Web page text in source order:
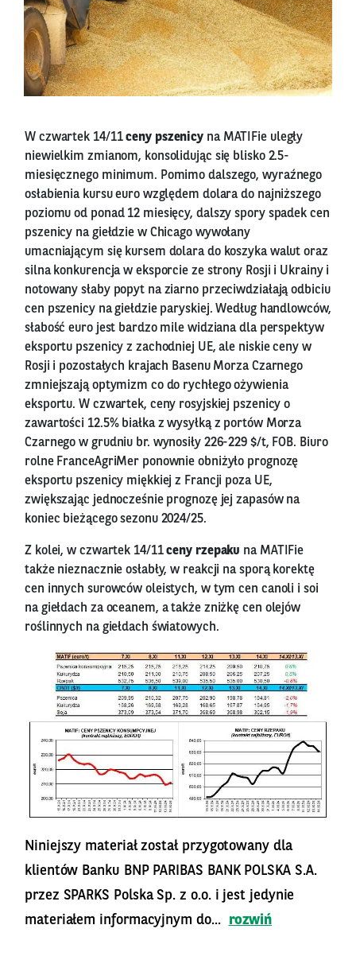
W czwartek 14/11ceny pszenicy na MATIFie uległy
niewielkim zmianom, konsolidując się blisko 2.5-
miesięcznego minimum. Pomimo dalszego, wyraźnego
osłabienia kursu euro względem dolara do najniższego
poziomu od ponad 12 miesięcy, dalszy spory spadek cen
pszenicy na giełdzie w Chicago wywołany
umacniającym się kursem dolara do koszyka walut oraz
silna konkurencja w eksporcie ze strony Rosji i Ukrainy i
notowany słaby popyt na ziarno przeciwdziałają odbiciu
cen pszenicy na giełdzie paryskiej. Według handlowców,
słabość euro jest bardzo mile widziana dla perspektyw
eksportu pszenicy z zachodniej UE, ale niskie ceny w
Rosji i pozostałych krajach Basenu Morza Czarnego
zmniejszają optymizm co do rychłego ożywienia
eksportu. W czwartek, ceny rosyjskiej pszenicy o
zawartości 12.5% białka z wysyłką z portów Morza
Czarnego w grudniu br. wynosiły 226-229 $/t, FOB. Biuro
rolne FranceAgriMer ponownie obniżyło prognozę
eksportu pszenicy miękkiej z Francji poza UE,
zwiększając jednocześnie prognozę jej zapasów na
koniec bieżącego sezonu 2024/25.
Z kolei, w czwartek 14/11ceny rzepaku na MATIFie
także nieznacznie osłabły, w reakcji na sporą korektę
cen innych surowców oleistych, w tym cen canoli i soi
na giełdach za oceanem, a także zniżkę cen olejów
roślinnych na giełdach światowych.
Niniejszy materiał został przygotowany dla
klientów Banku BNP PARIBAS BANK POLSKA S.A.
przez SPARKS Polska Sp. z o.o. i jest jedynie
materiałem informacyjnym do...
rozwiń